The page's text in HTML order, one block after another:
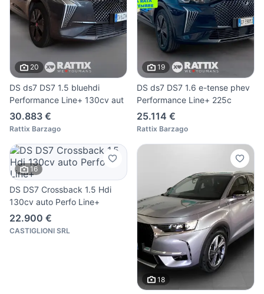
20
DS ds7 DS7 1.5 bluehdi
Performance Line+ 130cv aut
30.883 €
Rattix Barzago
19
DS ds7 DS7 1.6 e-tense phev
Performance Line+ 225c
25.114 €
Rattix Barzago
16
DS DS7 Crossback 1.5 Hdi
130cv auto Perfo Line+
22.900 €
CASTIGLIONI SRL
18